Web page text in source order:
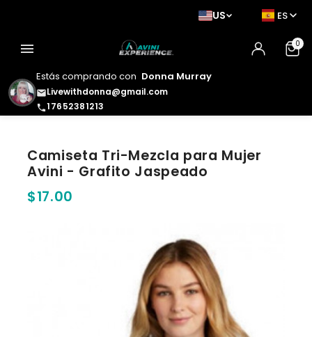
Estás comprando con Donna Murray
emailLivewithdonna@gmail.com
phone17652381213
US ES
menu 0
Camiseta Tri-Mezcla para Mujer
Avini - Grafito Jaspeado
$17.00